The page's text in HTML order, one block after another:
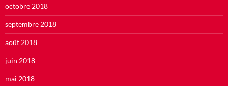
octobre 2018
septembre 2018
août 2018
juin 2018
mai 2018